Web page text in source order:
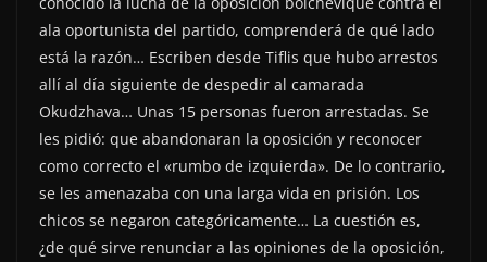
ala oportunista del partido, comprenderá de qué lado
está la razón… Escriben desde Tiflis que hubo arrestos
allí al día siguiente de despedir al camarada
Okudzhava… Unas 15 personas fueron arrestadas. Se
les pidió: que abandonaran la oposición y reconocer
como correcto el «rumbo de izquierda». De lo contrario,
se les amenazaba con una larga vida en prisión. Los
chicos se negaron categóricamente… La cuestión es,
¿de qué sirve renunciar a las opiniones de la oposición,